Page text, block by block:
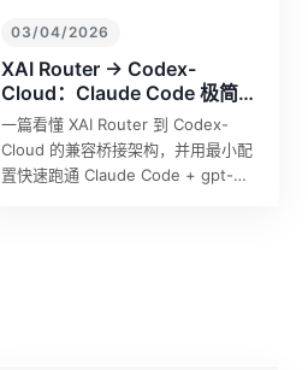
03/04/2026
XAI Router -> Codex-
Cloud：Claude Code 极简兼
容指南
一篇看懂 XAI Router 到 Codex-
Cloud 的兼容桥接架构，并用最小配
置快速跑通 Claude Code + gpt-